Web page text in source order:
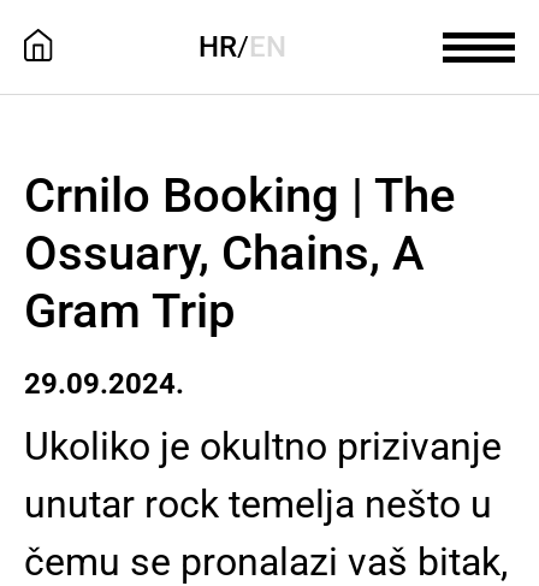
HR/EN
Crnilo Booking | The
Ossuary, Chains, A
Gram Trip
29.09.2024.
Ukoliko je okultno prizivanje
unutar rock temelja nešto u
čemu se pronalazi vaš bitak,